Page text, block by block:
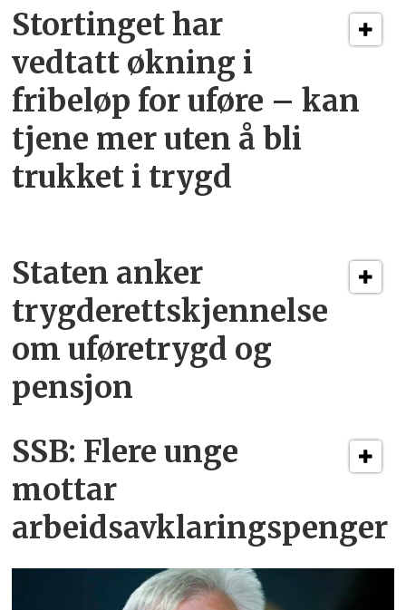
Stortinget har
vedtatt økning i
fribeløp for uføre – kan
tjene mer uten å bli
trukket i trygd
Staten anker
trygderettskjennelse
om uføretrygd og
pensjon
SSB: Flere unge
mottar
arbeidsavklaringspenger